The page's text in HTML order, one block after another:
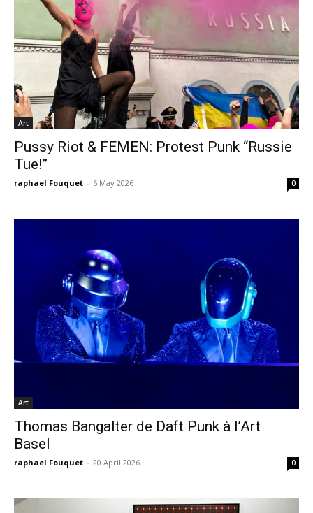
Art
Pussy Riot & FEMEN: Protest Punk “Russie
Tue!”
raphael Fouquet - 6 May 2026 0
Art
Thomas Bangalter de Daft Punk à l’Art
Basel
raphael Fouquet - 20 April 2026 0